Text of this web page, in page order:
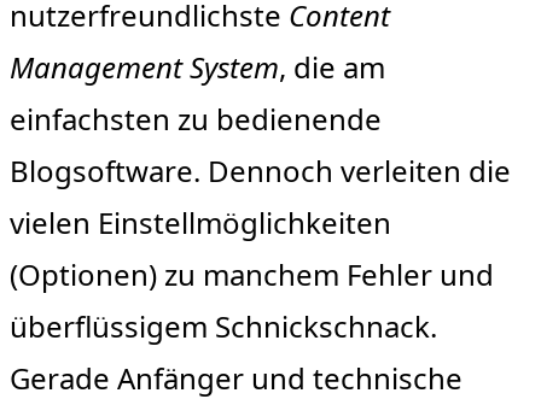
nutzerfreundlichste Content
Management System, die am
einfachsten zu bedienende
Blogsoftware. Dennoch verleiten die
vielen Einstellmöglichkeiten
(Optionen) zu manchem Fehler und
überflüssigem Schnickschnack.
Gerade Anfänger und technische